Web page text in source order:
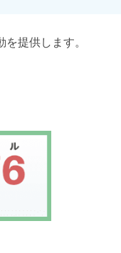
提供します。